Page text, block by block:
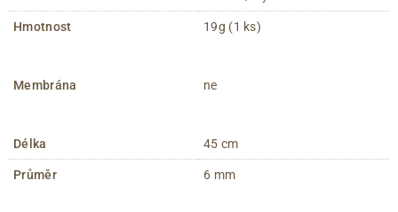
Hmotnost 19g (1 ks)
Membrána ne
Délka 45 cm
Průměr 6 mm